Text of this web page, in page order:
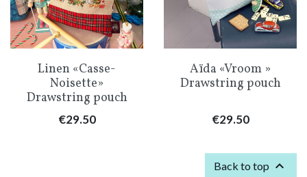
Linen «Casse-
Noisette»
Drawstring pouch
Price
€29.50
Aïda «Vroom »
Drawstring pouch
Price
€29.50
Back to top 